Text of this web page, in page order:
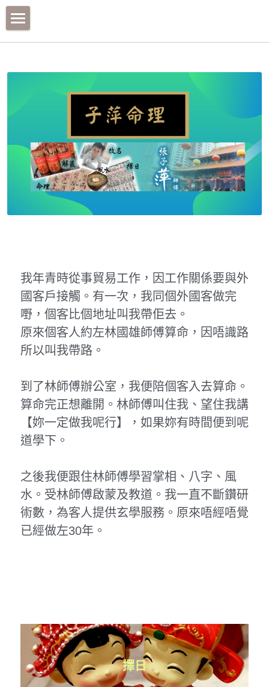
首頁
風水
黃大仙簽
我年青時從事貿易工作，因工作關係要與外
國客戶接觸。有一次，我同個外國客做完
嘢，個客比個地址叫我帶佢去。
原來個客人約左林國雄師傅算命，因唔識路
所以叫我帶路。
到了林師傅辦公室，我便陪個客入去算命。
算命完正想離開。林師傅叫住我、望住我講
【妳一定做我呢行】，如果妳有時間便到呢
道學下。
之後我便跟住林師傅學習掌相、八字、風
水。受林師傅啟蒙及教道。我一直不斷鑽研
術數，為客人提供玄學服務。原來唔經唔覺
已經做左30年。
擇日